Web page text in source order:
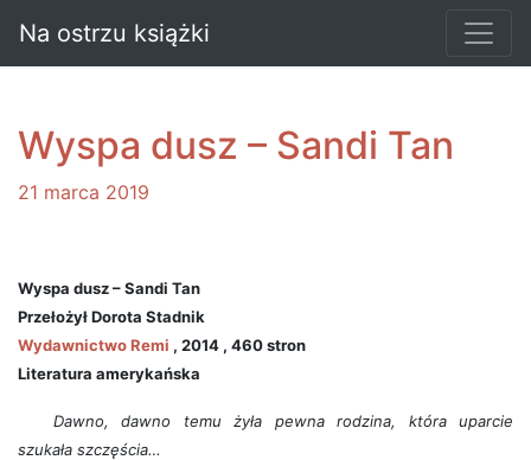
Na ostrzu książki
Wyspa dusz – Sandi Tan
21 marca 2019
Wyspa dusz – Sandi Tan
Przełożył Dorota Stadnik
Wydawnictwo Remi , 2014 , 460 stron
Literatura amerykańska
Dawno, dawno temu żyła pewna rodzina, która uparcie
szukała szczęścia…